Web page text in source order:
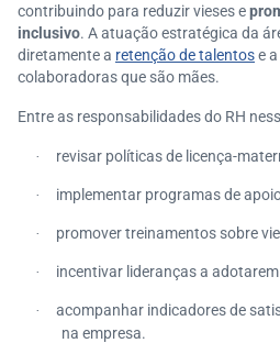
contribuindo para reduzir vieses e
inclusivo. A atuação estratégica da
diretamente a retenção de talentose
colaboradoras que são mães.
Entre as responsabilidades do RH
· revisar políticas de licença-
· implementar programas de
· promover treinamentos sobre
· incentivar lideranças a
·
acompanhar indicadores de
na empresa.